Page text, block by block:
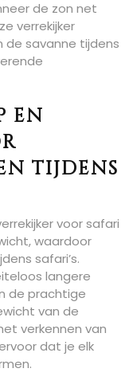
de zon net
verrekijker
savanne tijdens
en
tijdens
voor safari
waardoor
safari’s.
langere
de prachtige
van de
verkennen van
dat je elk